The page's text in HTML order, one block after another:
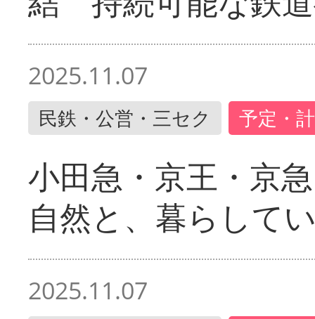
2025.11.07
民鉄・公営・三セク 予定・
小田急・京王・京
自然と、暮らして
2025.11.07